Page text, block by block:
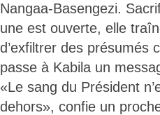
Nangaa-Basengezi.
une est ouverte, elle
d’exfiltrer des présumés
passe à Kabila un
«Le sang du Président
dehors», confie un